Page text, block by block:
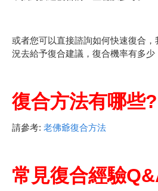
或者您可以直接諮詢如何快速復合
況去給予復合建議，復合機率有多少
復合方法有哪些?
請參考: 老佛爺復合方法
常見復合經驗